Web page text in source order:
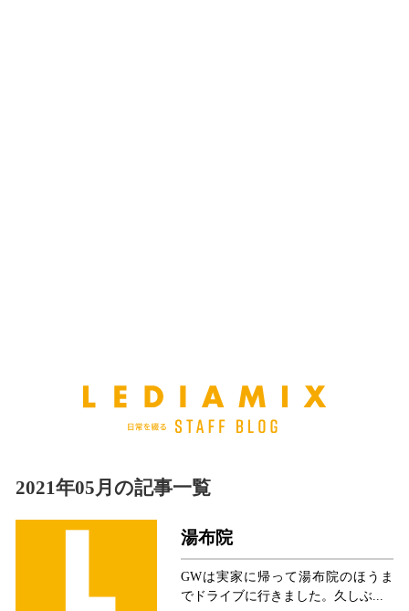
2021年05月の記事一覧
湯布院
GWは実家に帰って湯布院のほうま
でドライブに行きました。久しぶ...